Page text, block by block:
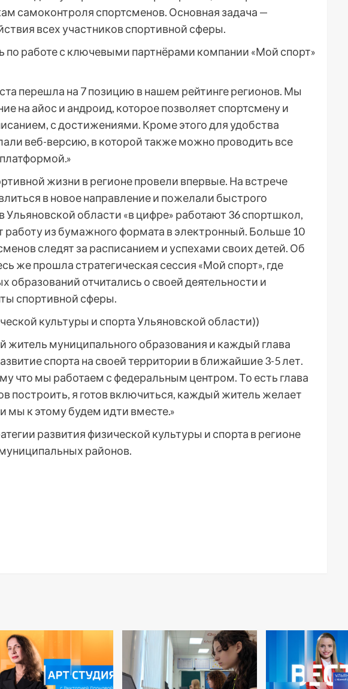
самоконтроля спортсменов. Основная задача —
всех участников спортивной сферы.
по работе с ключевыми партнёрами компании «Мой спорт»
перешла на 7 позицию в нашем рейтинге регионов. Мы
на айос и андроид, которое позволяет спортсмену и
с достижениями. Кроме этого для удобства
веб-версию, в которой также можно проводить все
жизни в регионе провели впервые. На встрече
в новое направление и пожелали быстрого
Ульяновской области «в цифре» работают 36 спортшкол,
работу из бумажного формата в электронный. Больше 10
следят за расписанием и успехами своих детей. Об
же прошла стратегическая сессия «Мой спорт», где
образований отчитались о своей деятельности и
спортивной сферы.
культуры и спорта Ульяновской области))
житель муниципального образования и каждый глава
спорта на своей территории в ближайшие 3-5 лет.
что мы работаем с федеральным центром. То есть глава
построить, я готов включиться, каждый житель желает
мы к этому будем идти вместе.»
развития физической культуры и спорта в регионе
районов.